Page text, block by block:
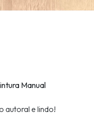
Manual
autoral e lindo!